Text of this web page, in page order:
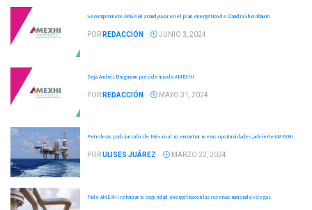
Se compromete AMEXHI a coadyuvar en el plan energético de Claudia Sheinbaum
POR REDACCIÓN JUNIO 3, 2024
Deja Andrés Brügmann presidencia de AMEXHI
POR REDACCIÓN MAYO 31, 2024
Petroleras podrían salir de México al no encontrar nuevas oportunidades, advierte AMEXHI
PORULISES JUÁREZ MARZO 22, 2024
Pide AMEXHI reforzar la seguridad energética con las reservas nacionales de gas